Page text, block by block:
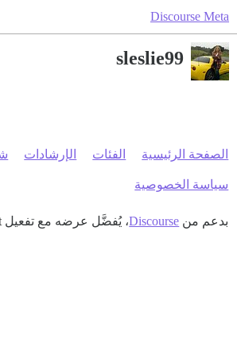
Discourse Meta
sleslie99
الصفحة الرئيسية الفئات الإرشادات
سياسة الخصوصية
بدعم من Discourse، يُفضَّل عرضه مع تفعيل JavaScript